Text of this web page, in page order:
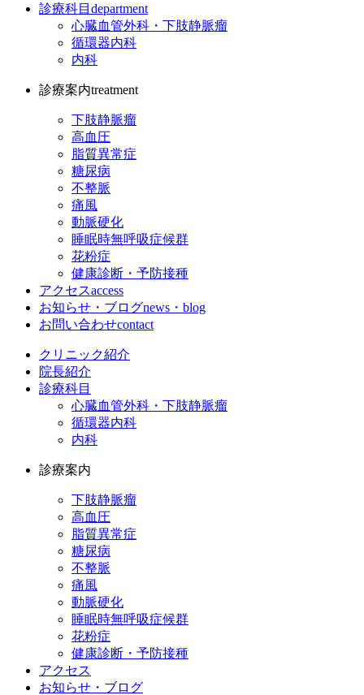
診療科目 department
心臓血管外科・下肢静脈瘤
循環器内科
内科
診療案内treatment
下肢静脈瘤
高血圧
脂質異常症
糖尿病
不整脈
痛風
動脈硬化
睡眠時無呼吸症候群
花粉症
健康診断・予防接種
アクセスaccess
お知らせ・ブログnews・blog
お問い合わせcontact
クリニック紹介
院長紹介
診療科目
心臓血管外科・下肢静脈瘤
循環器内科
内科
診療案内
下肢静脈瘤
高血圧
脂質異常症
糖尿病
不整脈
痛風
動脈硬化
睡眠時無呼吸症候群
花粉症
健康診断・予防接種
アクセス
お知らせ・ブログ